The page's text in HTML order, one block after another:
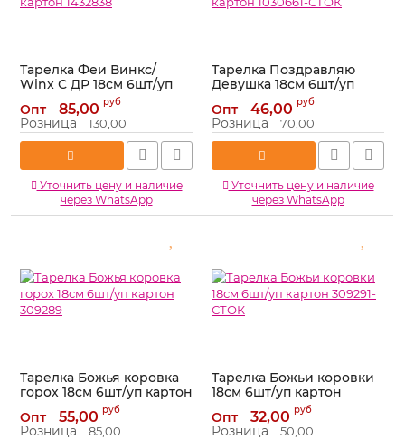
Тарелка Феи Винкс/
Winx С ДР 18см 6шт/уп
картон 1432838
Артикул: 1432838
Опт 85,00 руб
Розница 130,00
Уточнить цену и наличие
через WhatsApp
Тарелка Поздравляю
Девушка 18см 6шт/уп
картон 1030661-СТОК
Артикул: 1030661-СТОК
Опт 46,00 руб
Розница 70,00
Уточнить цену и наличие
через WhatsApp
Тарелка Божья коровка
горох 18см 6шт/уп картон
Артикул: 309289
Опт 55,00 руб
Розница 85,00
Тарелка Божьи коровки
18см 6шт/уп картон
309291-СТОК
Артикул: 309291-СТОК
Опт 32,00 руб
Розница 50,00